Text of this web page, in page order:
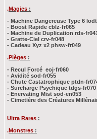
.Magies :
- Machine Dangereuse Type 6
- Boost Rapide cblz-fr065
- Machine de Duplication rds-
- Gratte-Ciel crv-fr048
- Cadeau Xyz x2 phsw-fr049
.Pièges :
- Recul Forcé eoj-fr060
- Avidité sod-fr055
- Chute Castatrophique ptdn-
- Surcharge Psychique tdgs-fr070
- Enervating Mist sod-en053
- Cimetière des Créatures
Ultra Rares :
.Monstres :